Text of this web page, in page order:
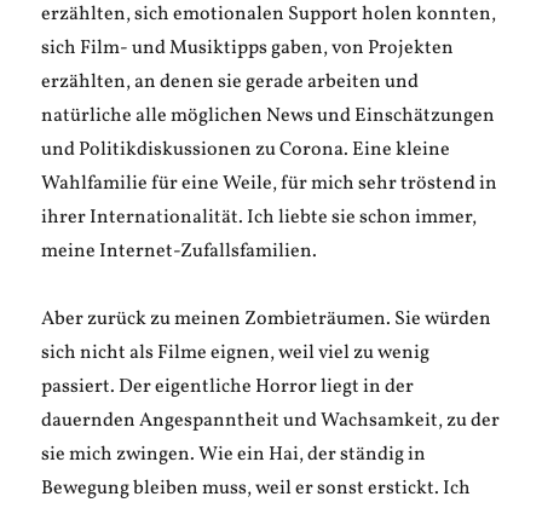
erzählten, sich emotionalen Support holen konnten,
sich Film- und Musiktipps gaben, von Projekten
erzählten, an denen sie gerade arbeiten und
natürliche alle möglichen News und Einschätzungen
und Politikdiskussionen zu Corona. Eine kleine
Wahlfamilie für eine Weile, für mich sehr tröstend in
ihrer Internationalität. Ich liebte sie schon immer,
meine Internet-Zufallsfamilien.
Aber zurück zu meinen Zombieträumen. Sie würden
sich nicht als Filme eignen, weil viel zu wenig
passiert. Der eigentliche Horror liegt in der
dauernden Angespanntheit und Wachsamkeit, zu der
sie mich zwingen. Wie ein Hai, der ständig in
Bewegung bleiben muss, weil er sonst erstickt. Ich